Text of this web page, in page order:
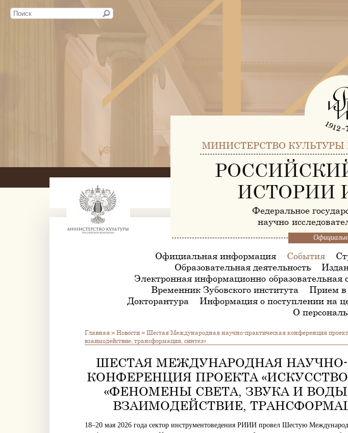
МИНИСТЕРСТВО
ИСТОРИИ
Федеральное
научно-
Официальная информация События
Образовательная деятельность
Электронная информационно-образовательная
Временник Зубовского института
Прием
Докторантура
Информация о поступлении на
О
Главная>Новости>Шестая Международная научно-практическая конференция
взаимодействие, трансформация, синтез»
ШЕСТАЯ МЕЖДУНАРОДНАЯ
КОНФЕРЕНЦИЯ ПРОЕКТА «ИСКУССТВО
«ФЕНОМЕНЫ СВЕТА, ЗВУКА И ВОДЫ
ВЗАИМОДЕЙСТВИЕ,
18–20 мая 2026 года сектор инструментоведения РИИИ провел Шестую